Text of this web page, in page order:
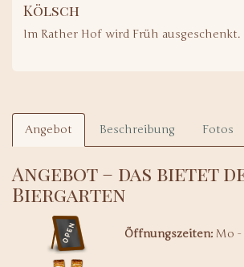
Kölsch
Im Rather Hof wird Früh ausgeschenkt.
Angebot Beschreibung Fotos
Angebot – das bietet
Biergarten
Öffnungszeiten: Mo -